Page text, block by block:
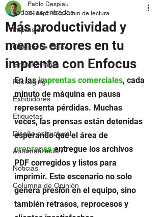
Todas las entradas
Impresión
Gestión de Color
Gran Formato
Packaging
Exhibidores
Etiquetas
Diseño estructural
Automatización
Noticias
Columna de Opinión
Más productividad y
menos errores en tu
imprenta con Enfocus
Pablo Despiau
29 sept 2025 2 min de lectura
En las imprentas comerciales, cada
minuto de máquina en pausa
representa pérdidas. Muchas
veces, las prensas están detenidas
esperando que el área de
preprensa entregue los archivos
PDF corregidos y listos para
imprimir. Este escenario no solo
genera presión en el equipo, sino
también retrasos, reprocesos y